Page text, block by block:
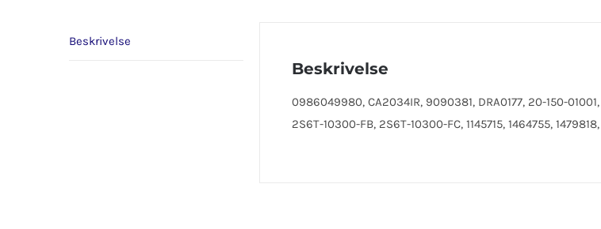
Beskrivelse
Beskrivelse
0986049980, CA2034IR, 9090381, DRA0177, 20-150-01001,
2S6T-10300-FB, 2S6T-10300-FC, 1145715, 1464755,